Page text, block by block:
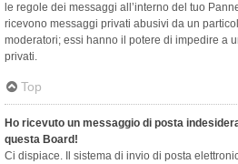
le regole dei messaggi all’interno del tuo
ricevono messaggi privati ​​abusivi da un
moderatori; essi hanno il potere di impedire a
privati​​.
Top
Ho ricevuto un messaggio di posta
questa Board!
Ci dispiace. Il sistema di invio di posta